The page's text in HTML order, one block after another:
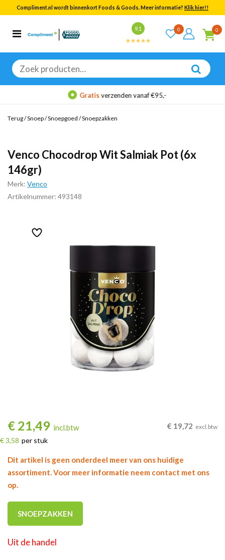
Compliment.nl wordt binnenkort Foods & Goods. Meer informatie? Klik hier!!
9.1 0 0
Zoeken
naar:
Categorieën
Bekijk alle resultaten
Gratisverzenden vanaf €95,-
Terug/Snoep/Snoepgoed /Snoepzakken
Venco Chocodrop Wit Salmiak Pot (6x
146gr)
Merk: Venco
Artikelnummer: 493148
€ 21,49 incl.btw
€ 3,58 per stuk
€ 19,72 excl.btw
Dit artikel is geen onderdeel meer van ons huidige
assortiment. Voor meer informatie neem contact met ons
op.
SNOEPZAKKEN
Uit de handel